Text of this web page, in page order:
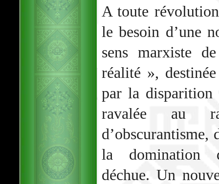
A toute
le besoin d’une
sens marxiste
réalité »,
par la disparition
ravalée au
la domination
déchue. Un